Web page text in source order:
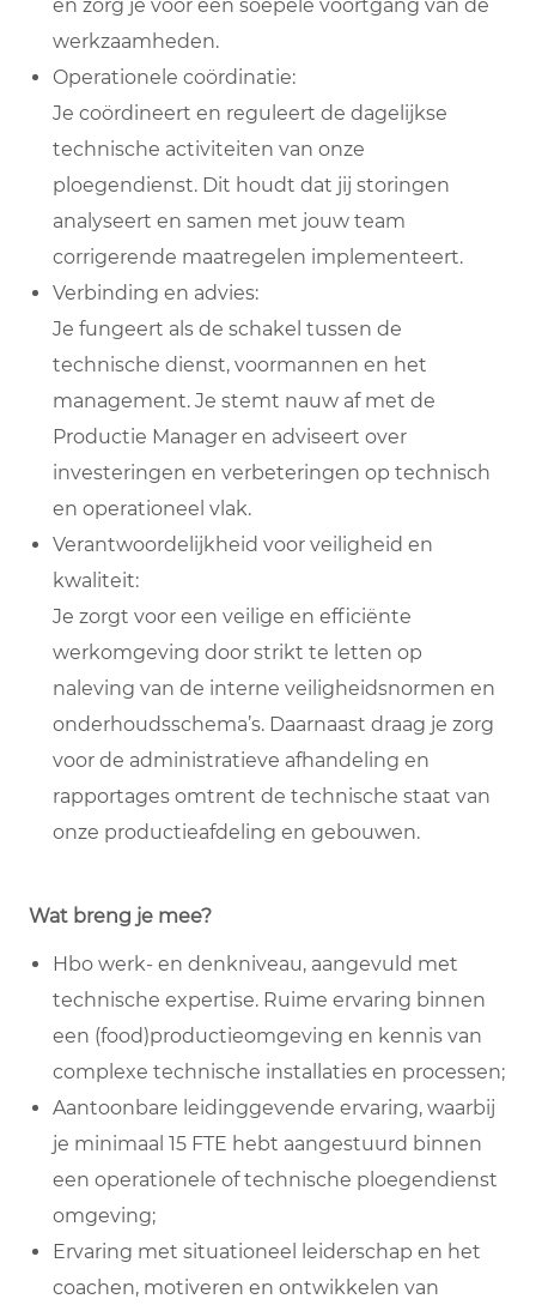
en zorg je voor een soepele voortgang van de
werkzaamheden.
Operationele coördinatie:
Je coördineert en reguleert de dagelijkse
technische activiteiten van onze
ploegendienst. Dit houdt dat jij storingen
analyseert en samen met jouw team
corrigerende maatregelen implementeert.
Verbinding en advies:
Je fungeert als de schakel tussen de
technische dienst, voormannen en het
management. Je stemt nauw af met de
Productie Manager en adviseert over
investeringen en verbeteringen op technisch
en operationeel vlak.
Verantwoordelijkheid voor veiligheid en
kwaliteit:
Je zorgt voor een veilige en efficiënte
werkomgeving door strikt te letten op
naleving van de interne veiligheidsnormen en
onderhoudsschema’s. Daarnaast draag je zorg
voor de administratieve afhandeling en
rapportages omtrent de technische staat van
onze productieafdeling en gebouwen.
Wat breng je mee?
Hbo werk- en denkniveau, aangevuld met
technische expertise. Ruime ervaring binnen
een (food)productieomgeving en kennis van
complexe technische installaties en processen;
Aantoonbare leidinggevende ervaring, waarbij
je minimaal 15 FTE hebt aangestuurd binnen
een operationele of technische ploegendienst
omgeving;
Ervaring met situationeel leiderschap en het
coachen, motiveren en ontwikkelen van